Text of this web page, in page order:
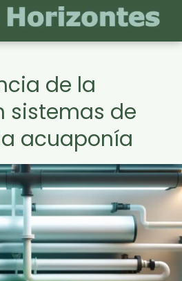
de la
sistemas de
acuaponía